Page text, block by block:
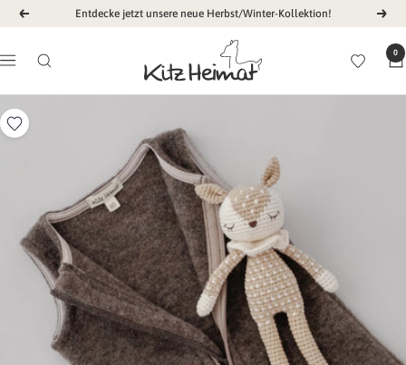
Direkt
zum
Inhalt
Zurück Entdecke jetzt unsere neue Herbst/Winter-Kollektion!
Navigation
Heimat
0